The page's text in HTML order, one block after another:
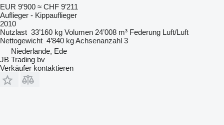
EUR 9’900 ≈ CHF 9’211
Auflieger - Kippauflieger
2010
Nutzlast 33’160 kg Volumen 24’008 m³ Federung Luft/Luft
Nettogewicht 4’840 kgAchsenanzahl 3
Niederlande, Ede
JB Trading bv
Verkäufer kontaktieren